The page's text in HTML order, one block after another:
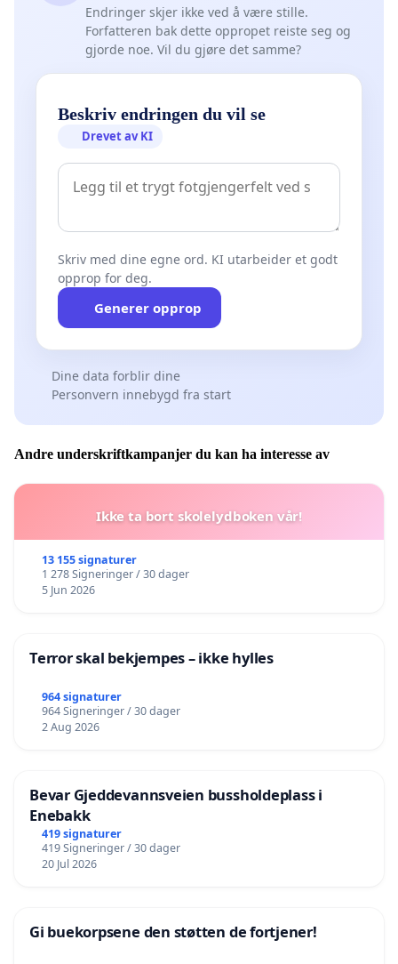
Endringer skjer ikke ved å være stille.
Forfatteren bak dette oppropet reiste seg og
gjorde noe. Vil du gjøre det samme?
Beskriv endringen du vil se
Drevet av KI
Skriv med dine egne ord. KI utarbeider et godt
opprop for deg.
Generer opprop
Dine data forblir dine
Personvern innebygd fra start
Andre underskriftkampanjer du kan ha interesse av
Ikke ta bort skolelydboken vår!
13 155 signaturer
1 278 Signeringer / 30 dager
5 Jun 2026
Terror skal bekjempes – ikke hylles
964 signaturer
964 Signeringer / 30 dager
2 Aug 2026
Bevar Gjeddevannsveien bussholdeplass i
Enebakk
419 signaturer
419 Signeringer / 30 dager
20 Jul 2026
Gi buekorpsene den støtten de fortjener!